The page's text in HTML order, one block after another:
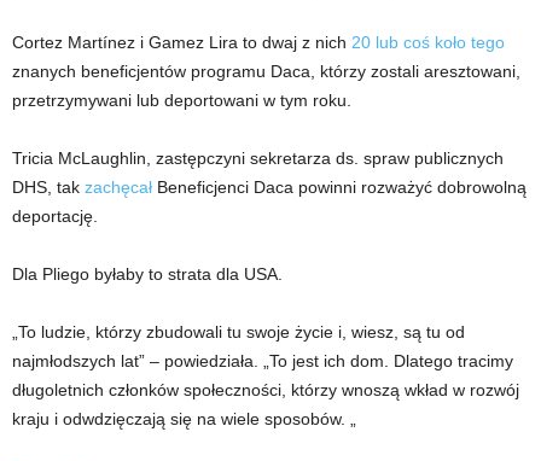
Cortez Martínez i Gamez Lira to dwaj z nich 20 lub coś koło tego
znanych beneficjentów programu Daca, którzy zostali aresztowani,
przetrzymywani lub deportowani w tym roku.
Tricia McLaughlin, zastępczyni sekretarza ds. spraw publicznych
DHS, tak zachęcał Beneficjenci Daca powinni rozważyć dobrowolną
deportację.
Dla Pliego byłaby to strata dla USA.
„To ludzie, którzy zbudowali tu swoje życie i, wiesz, są tu od
najmłodszych lat” – powiedziała. „To jest ich dom. Dlatego tracimy
długoletnich członków społeczności, którzy wnoszą wkład w rozwój
kraju i odwdzięczają się na wiele sposobów. „